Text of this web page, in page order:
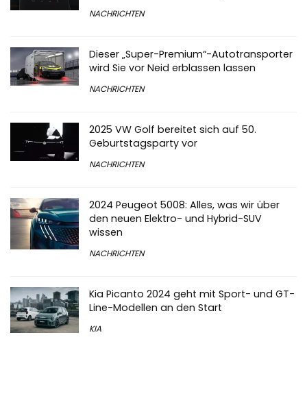
NACHRICHTEN
Dieser „Super-Premium“-Autotransporter
wird Sie vor Neid erblassen lassen
NACHRICHTEN
2025 VW Golf bereitet sich auf 50.
Geburtstagsparty vor
NACHRICHTEN
2024 Peugeot 5008: Alles, was wir über
den neuen Elektro- und Hybrid-SUV
wissen
NACHRICHTEN
Kia Picanto 2024 geht mit Sport- und GT-
Line-Modellen an den Start
KIA